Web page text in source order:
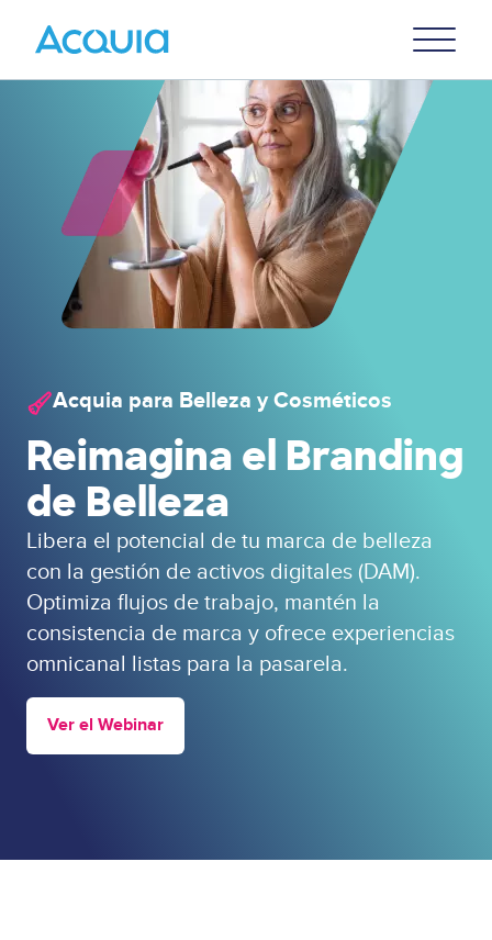
Menu
ImageAcquia para Belleza y Cosméticos
Reimagina el Branding
de Belleza
Libera el potencial de tu marca de belleza
con la gestión de activos digitales (DAM).
Optimiza flujos de trabajo, mantén la
consistencia de marca y ofrece experiencias
omnicanal listas para la pasarela.
Ver el Webinar